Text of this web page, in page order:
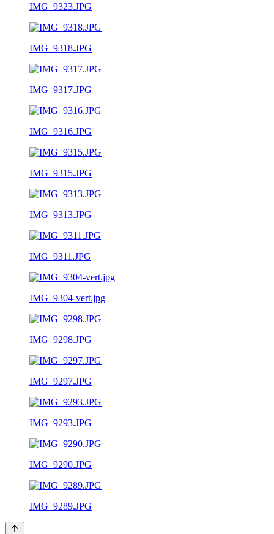
IMG_9323.JPG
IMG_9318.JPG
IMG_9317.JPG
IMG_9316.JPG
IMG_9315.JPG
IMG_9313.JPG
IMG_9311.JPG
IMG_9304-vert.jpg
IMG_9298.JPG
IMG_9297.JPG
IMG_9293.JPG
IMG_9290.JPG
IMG_9289.JPG